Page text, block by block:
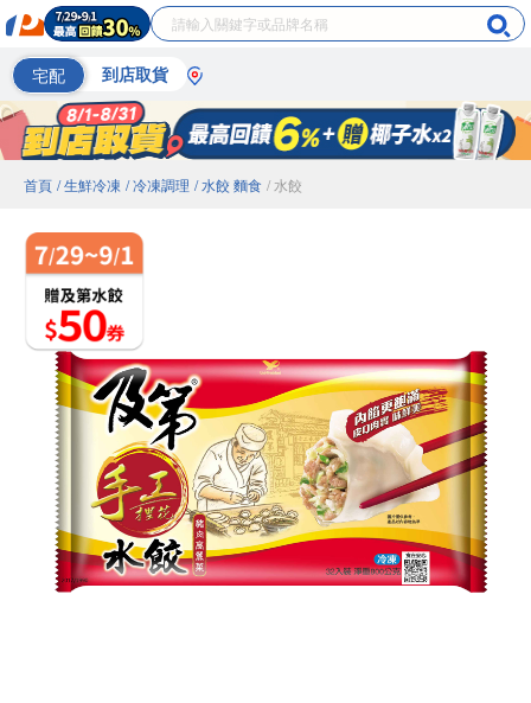
宅配 到店取貨
首頁 / 生鮮冷凍 / 冷凍調理 / 水餃 麵食 / 水餃